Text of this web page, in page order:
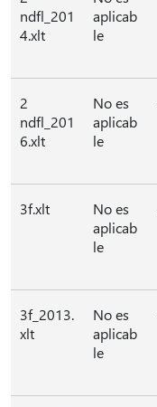
ndfl_201
4.xlt
aplicab
le
2
ndfl_201
6.xlt
No es
aplicab
le
3f.xlt
No es
aplicab
le
3f_2013.
xlt
No es
aplicab
le